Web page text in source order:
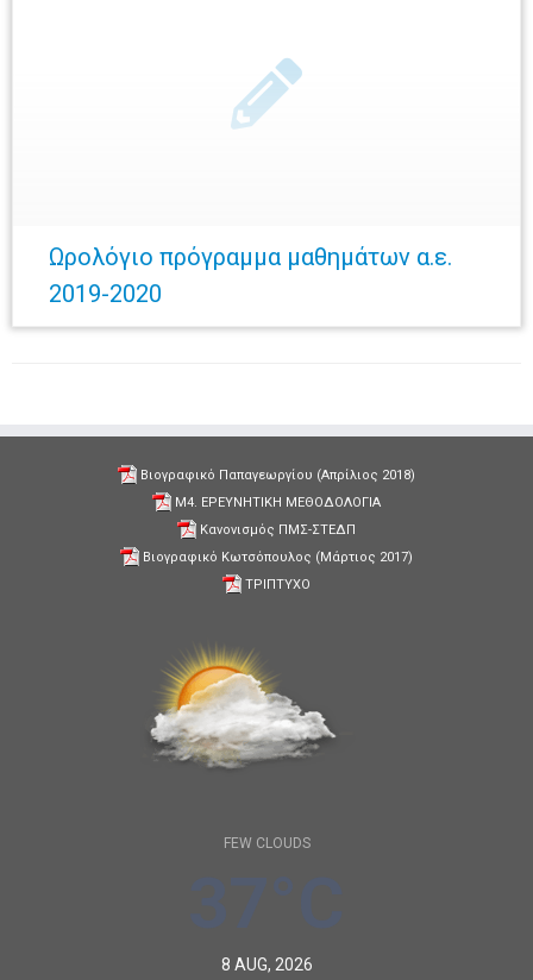
Ωρολόγιο πρόγραμμα μαθημάτων α.ε.
2019-2020
Βιογραφικό Παπαγεωργίου (Απρίλιος 2018)
Μ4. ΕΡΕΥΝΗΤΙΚΗ ΜΕΘΟΔΟΛΟΓΙΑ
Κανονισμός ΠΜΣ-ΣΤΕΔΠ
Βιογραφικό Κωτσόπουλος (Μάρτιος 2017)
ΤΡΙΠΤΥΧΟ
FEW CLOUDS
8 AUG, 2026